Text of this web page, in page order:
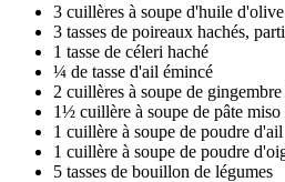
3 cuillères à soupe d'huile
3 tasses de poireaux hachés,
1 tasse de céleri haché
¼ de tasse d'ail émincé
2 cuillères à soupe de
1½ cuillère à soupe de pâte miso
1 cuillère à soupe de poudre d'ail
1 cuillère à soupe de poudre
5 tasses de bouillon de légumes